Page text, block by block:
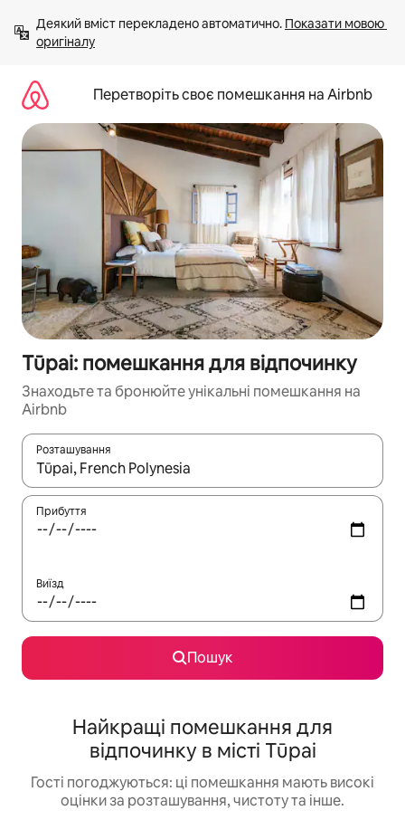
вмісту
Деякий вміст перекладено автоматично. Показати мовою
оригіналу
Перетворіть своє помешкання на Airbnb
Tūpai: помешкання для відпочинку
Знаходьте та бронюйте унікальні помешкання на
Airbnb
Розташування
Отримавши результати пошуку, використовуйте для
Прибуття
Виїзд
Пошук
Найкращі помешкання для
відпочинку в місті Tūpai
Гості погоджуються: ці помешкання мають високі
оцінки за розташування, чистоту та інше.